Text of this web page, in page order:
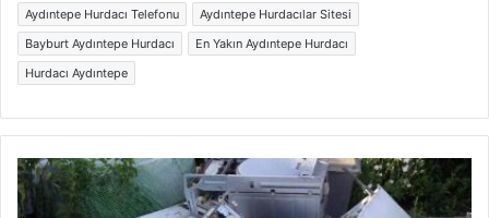
Aydıntepe Hurdacı Telefonu
Aydıntepe Hurdacılar Sitesi
Bayburt Aydıntepe Hurdacı
En Yakın Aydıntepe Hurdacı
Hurdacı Aydıntepe